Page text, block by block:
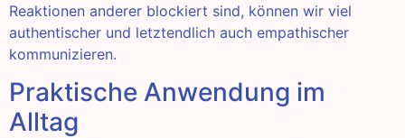
Reaktionen anderer blockiert sind, können wir viel
authentischer und letztendlich auch empathischer
kommunizieren.
Praktische Anwendung im
Alltag